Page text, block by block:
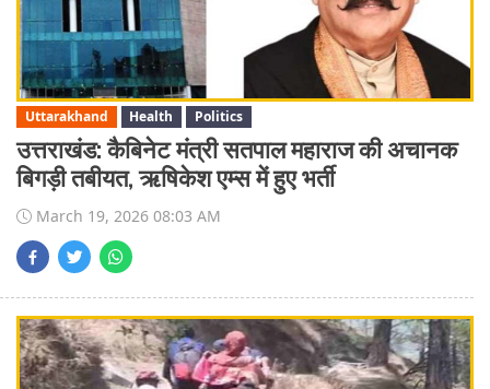
Uttarakhand Health Politics
उत्तराखंड: कैबिनेट मंत्री सतपाल महाराज की अचानक
बिगड़ी तबीयत, ऋषिकेश एम्स में हुए भर्ती
March 19, 2026 08:03 AM